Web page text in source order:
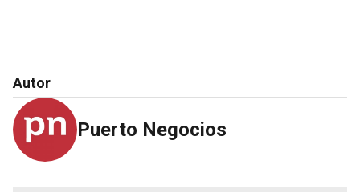
Autor
Puerto Negocios